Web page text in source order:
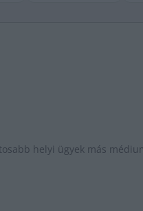
helyi ügyek más